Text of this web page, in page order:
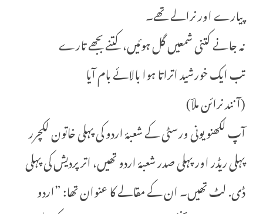
پیارے اور نرالے تھے۔
نہ جانے کتنی شمعیں گل ہوئیں، کتنے بجھے تارے
تب ایک خورشید اتراتا ہوا بالائے بام آیا
(آنند نرائن ملاؔ)
آپ لکھنو یونی ورسٹی کے شعبۂ اردو کی پہلی خاتون لکچرر
پہلی ریڈر اور پہلی صدر شعبۂ اردو تھیں، اتر پردیش کی پہلی
ڈی. لٹ تھیں۔ ان کے مقالے کا عنوان تھا: ”اردو